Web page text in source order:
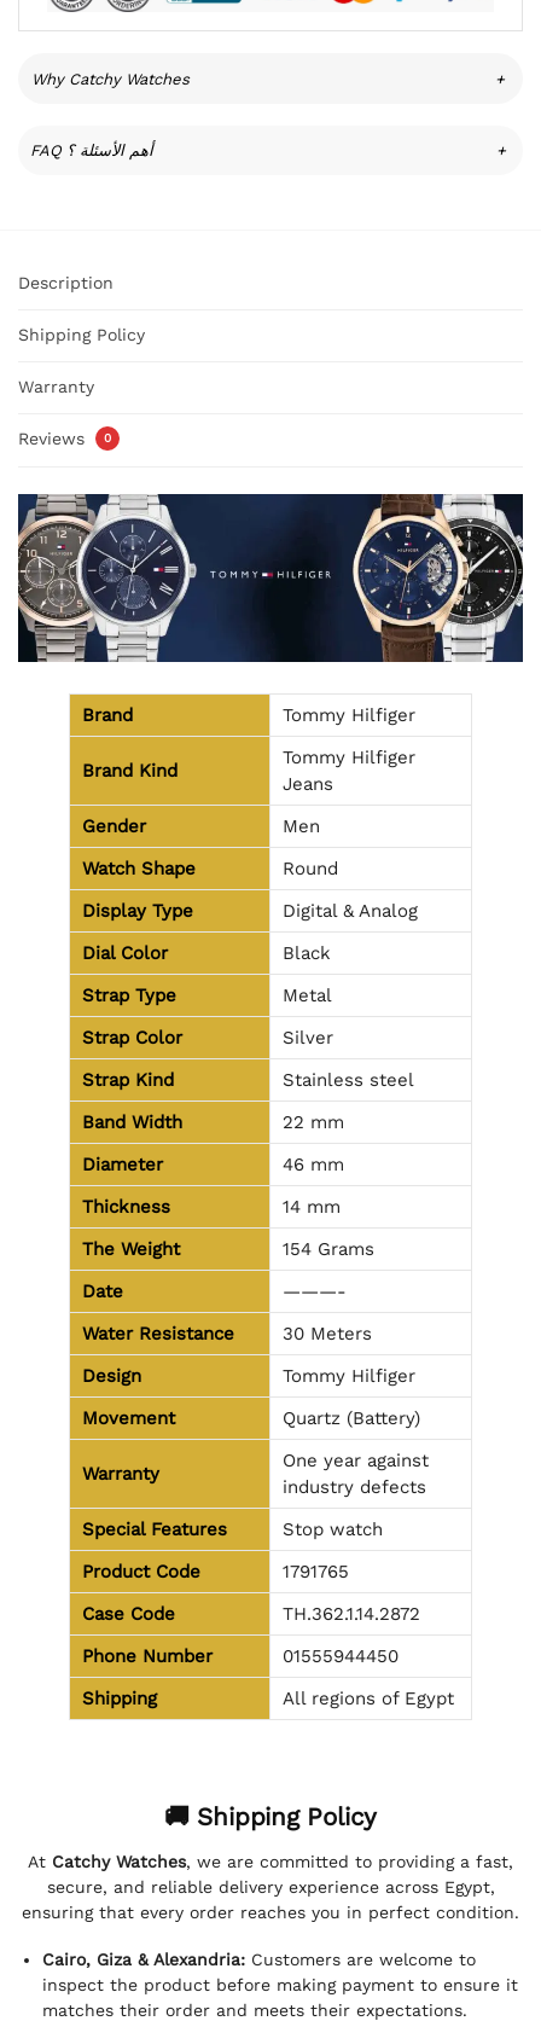
Why Catchy Watches +
FAQ أهم الأسئلة ؟ +
Description
Shipping Policy
Warranty
Reviews 0
Brand Tommy Hilfiger
Brand Kind
Tommy Hilfiger
Jeans
Gender
Men
Watch Shape
Round
Display Type
Digital & Analog
Dial Color
Black
Strap Type
Metal
Strap Color
Silver
Strap Kind
Stainless steel
Band Width
22 mm
Diameter
46 mm
Thickness
14 mm
The Weight
154 Grams
Date
———-
Water Resistance
30 Meters
Design
Tommy Hilfiger
Movement
Quartz (Battery)
Warranty
One year against
industry defects
Special Features
Stop watch
Product Code
1791765
Case Code
TH.362.1.14.2872
Phone Number
01555944450
Shipping
All regions of Egypt
🚚 Shipping Policy
At Catchy Watches, we are committed to providing a fast,
secure, and reliable delivery experience across Egypt,
ensuring that every order reaches you in perfect condition.
Cairo, Giza & Alexandria: Customers are welcome to
inspect the product before making payment to ensure it
matches their order and meets their expectations.